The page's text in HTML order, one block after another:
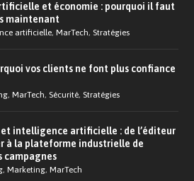
et économie : pourquoi il faut
maintenant
artificielle,MarTech, Stratégies
vos clients ne font plus confiance
,MarTech, Sécurité, Stratégies
et intelligence artificielle : de l’éditeur
à la plateforme industrielle de
campagnes
,Marketing,MarTech